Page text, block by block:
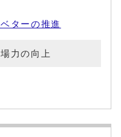
ターの推進
力の向上